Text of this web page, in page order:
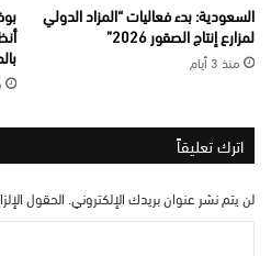
السعودية: بدء فعاليات “المزاد الدولي
لمزارع إنتاج الصقور 2026”
منذ 3 أيام
اترك تعليقاً
لن يتم نشر عنوان بريدك الإلكتروني. الحقول